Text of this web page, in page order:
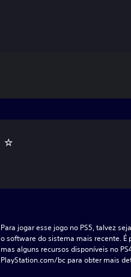
Para jogar esse jogo no PS5, talvez
o software do sistema mais recente. É
mas alguns recursos disponíveis no
PlayStation.com/bc para obter mais